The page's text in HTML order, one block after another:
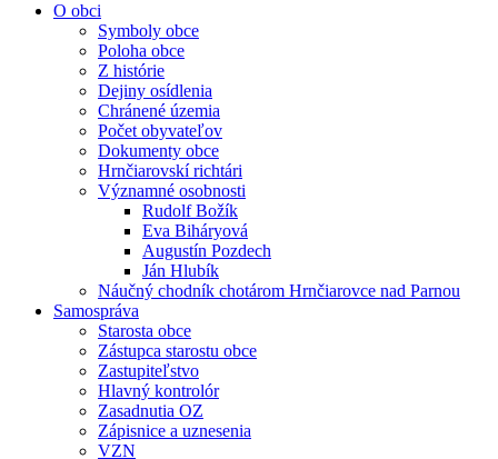
O obci
Symboly obce
Poloha obce
Z histórie
Dejiny osídlenia
Chránené územia
Počet obyvateľov
Dokumenty obce
Hrnčiarovskí richtári
Významné osobnosti
Rudolf Božík
Eva Biháryová
Augustín Pozdech
Ján Hlubík
Náučný chodník chotárom Hrnčiarovce nad Parnou
Samospráva
Starosta obce
Zástupca starostu obce
Zastupiteľstvo
Hlavný kontrolór
Zasadnutia OZ
Zápisnice a uznesenia
VZN